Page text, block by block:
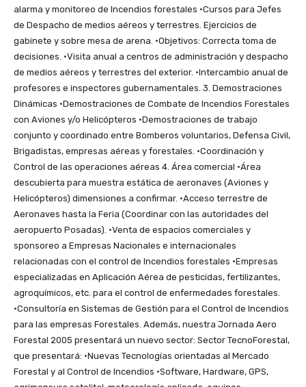
alarma y monitoreo de Incendios forestales ·Cursos para Jefes
de Despacho de medios aéreos y terrestres. Ejercicios de
gabinete y sobre mesa de arena. ·Objetivos: Correcta toma de
decisiones. ·Visita anual a centros de administración y despacho
de medios aéreos y terrestres del exterior. ·Intercambio anual de
profesores e inspectores gubernamentales. 3. Demostraciones
Dinámicas ·Demostraciones de Combate de Incendios Forestales
con Aviones y/o Helicópteros ·Demostraciones de trabajo
conjunto y coordinado entre Bomberos voluntarios, Defensa Civil,
Brigadistas, empresas aéreas y forestales. ·Coordinación y
Control de las operaciones aéreas 4. Área comercial ·Área
descubierta para muestra estática de aeronaves (Aviones y
Helicópteros) dimensiones a confirmar. ·Acceso terrestre de
Aeronaves hasta la Feria (Coordinar con las autoridades del
aeropuerto Posadas). ·Venta de espacios comerciales y
sponsoreo a Empresas Nacionales e internacionales
relacionadas con el control de Incendios forestales ·Empresas
especializadas en Aplicación Aérea de pesticidas, fertilizantes,
agroquímicos, etc. para el control de enfermedades forestales.
·Consultoría en Sistemas de Gestión para el Control de Incendios
para las empresas Forestales. Además, nuestra Jornada Aero
Forestal 2005 presentará un nuevo sector: Sector TecnoForestal,
que presentará: ·Nuevas Tecnologías orientadas al Mercado
Forestal y al Control de Incendios ·Software, Hardware, GPS,